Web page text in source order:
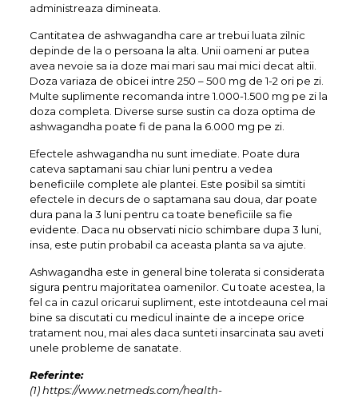
administreaza dimineata.
Cantitatea de ashwagandha care ar trebui luata zilnic
depinde de la o persoana la alta. Unii oameni ar putea
avea nevoie sa ia doze mai mari sau mai mici decat altii.
Doza variaza de obicei intre 250 – 500 mg de 1-2 ori pe zi.
Multe suplimente recomanda intre 1.000-1.500 mg pe zi la
doza completa. Diverse surse sustin ca doza optima de
ashwagandha poate fi de pana la 6.000 mg pe zi.
Efectele ashwagandha nu sunt imediate. Poate dura
cateva saptamani sau chiar luni pentru a vedea
beneficiile complete ale plantei. Este posibil sa simtiti
efectele in decurs de o saptamana sau doua, dar poate
dura pana la 3 luni pentru ca toate beneficiile sa fie
evidente. Daca nu observati nicio schimbare dupa 3 luni,
insa, este putin probabil ca aceasta planta sa va ajute.
Ashwagandha este in general bine tolerata si considerata
sigura pentru majoritatea oamenilor. Cu toate acestea, la
fel ca in cazul oricarui supliment, este intotdeauna cel mai
bine sa discutati cu medicul inainte de a incepe orice
tratament nou, mai ales daca sunteti insarcinata sau aveti
unele probleme de sanatate.
Referinte:
(1) https://www.netmeds.com/health-